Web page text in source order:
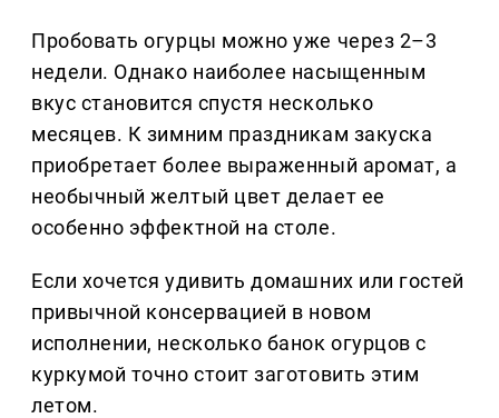
Пробовать огурцы можно уже через 2–3
недели. Однако наиболее насыщенным
вкус становится спустя несколько
месяцев. К зимним праздникам закуска
приобретает более выраженный аромат, а
необычный желтый цвет делает ее
особенно эффектной на столе.
Если хочется удивить домашних или гостей
привычной консервацией в новом
исполнении, несколько банок огурцов с
куркумой точно стоит заготовить этим
летом.